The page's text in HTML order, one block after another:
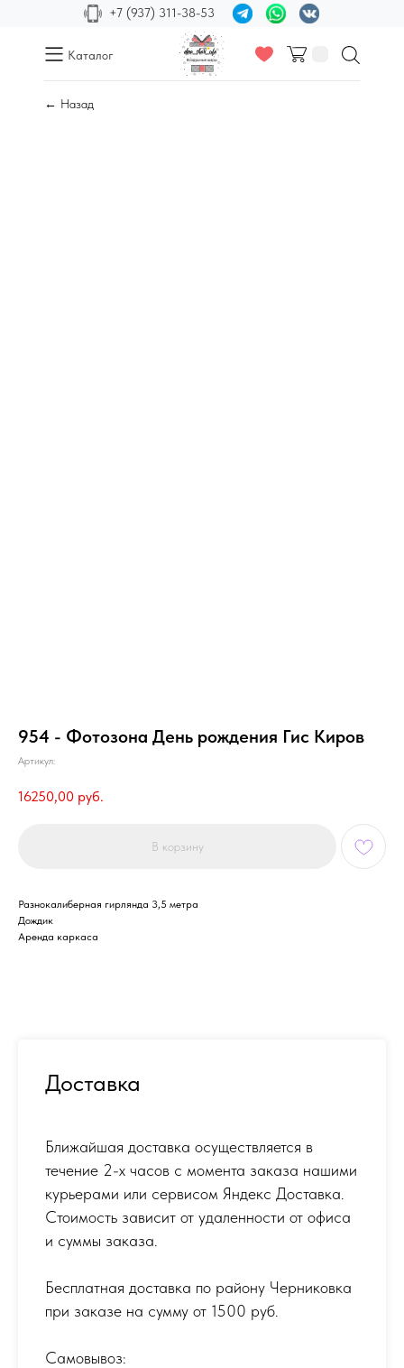
+7 (937) 311-38-53
Каталог
← Назад
954 - Фотозона День рождения Гис Киров
Артикул:
16250,00 руб.
В корзину
Разнокалиберная гирлянда 3,5 метра
Дождик
Аренда каркаса
Доставка
Ближайшая доставка осуществляется в
течение 2-х часов с момента заказа нашими
курьерами или сервисом Яндекс Доставка.
Стоимость зависит от удаленности от офиса
и суммы заказа.
Бесплатная доставка по району Черниковка
при заказе на сумму от 1500 руб.
Самовывоз: